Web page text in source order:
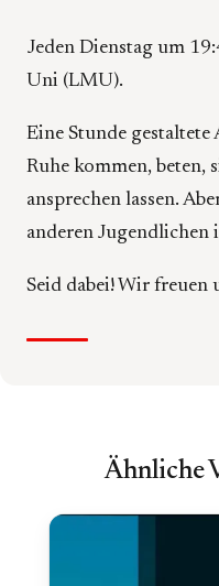
Jeden Dienstag um
Uni (LMU).
Eine Stunde
Ruhe kommen, beten,
ansprechen lassen.
anderen Jugendlichen
Seid dabei! Wir freuen
Ähnliche